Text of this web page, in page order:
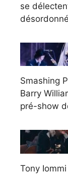
se
Smashing
Barry
pré-show
Tony